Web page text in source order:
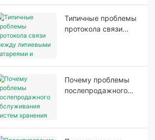
перед началом
производства.
Типичные проблемы
протокола связи
Почему проблемы
послепродажного